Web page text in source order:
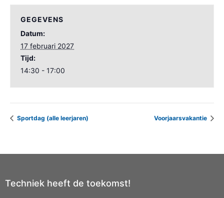
GEGEVENS
Datum:
17 februari 2027
Tijd:
14:30 - 17:00
Sportdag (alle leerjaren) Voorjaarsvakantie
Techniek heeft de toekomst!